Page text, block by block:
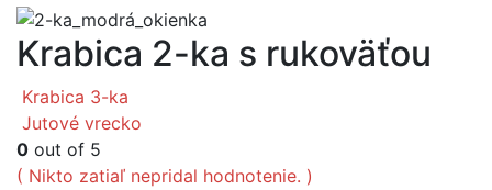
Krabica 2-ka s rukoväťou
Krabica 3-ka
Jutové vrecko
0 out of 5
( Nikto zatiaľ nepridal hodnotenie. )